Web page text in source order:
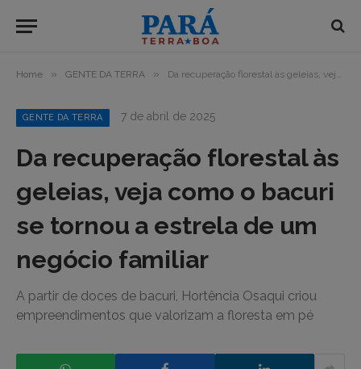
Home » GENTE DA TERRA » Da recuperação florestal às geleias, veja como o bacuri se tornou a estrela de um negócio familiar
GENTE DA TERRA 7 de abril de 2025
Da recuperação florestal às
geleias, veja como o bacuri
se tornou a estrela de um
negócio familiar
A partir de doces de bacuri, Hortência Osaqui criou
empreendimentos que valorizam a floresta em pé